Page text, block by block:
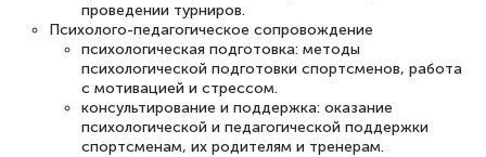
проведении турниров.
Психолого-педагогическое сопровождение
психологическая подготовка: методы
психологической подготовки спортсменов, работа
с мотивацией и стрессом.
консультирование и поддержка: оказание
психологической и педагогической поддержки
спортсменам, их родителям и тренерам.